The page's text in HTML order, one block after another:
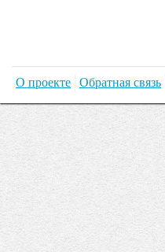
О проекте Обратная связь